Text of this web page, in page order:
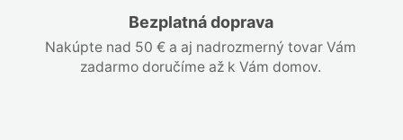
Bezplatná doprava
Nakúpte nad 50 € a aj nadrozmerný tovar Vám
zadarmo doručíme až k Vám domov.